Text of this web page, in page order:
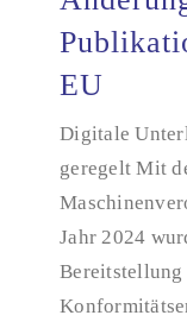
EU
Digitale
geregelt Mit
Jahr 2024
Bereitstellung